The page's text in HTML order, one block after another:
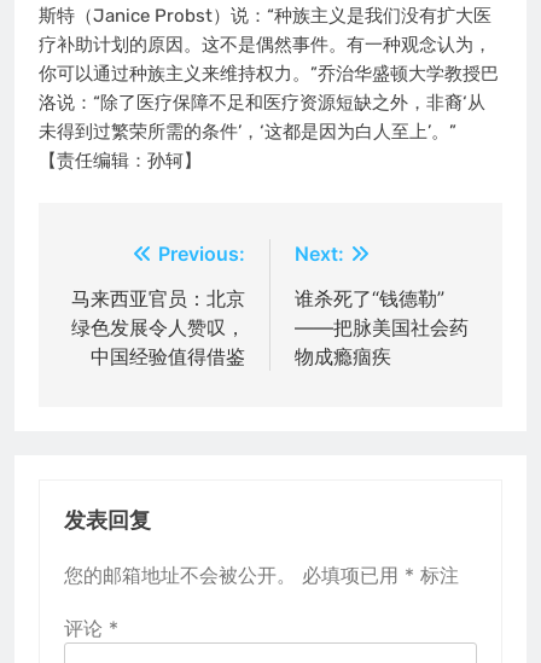
斯特（Janice Probst）说：“种族主义是我们没有扩大医
疗补助计划的原因。这不是偶然事件。有一种观念认为，
你可以通过种族主义来维持权力。”乔治华盛顿大学教授巴
洛说：“除了医疗保障不足和医疗资源短缺之外，非裔‘从
未得到过繁荣所需的条件’，‘这都是因为白人至上’。”
【责任编辑：孙轲】
章
导
Previous:
马来西亚官员：北京
绿色发展令人赞叹，
中国经验值得借鉴
Next:
谁杀死了“钱德勒”
——把脉美国社会药
物成瘾痼疾
发表回复
您的邮箱地址不会被公开。 必填项已用 * 标注
评论 *